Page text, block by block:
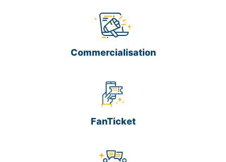
Commercialisation
FanTicket